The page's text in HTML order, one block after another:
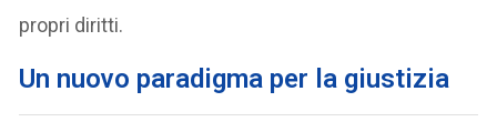
propri diritti.
Un nuovo paradigma per la giustizia